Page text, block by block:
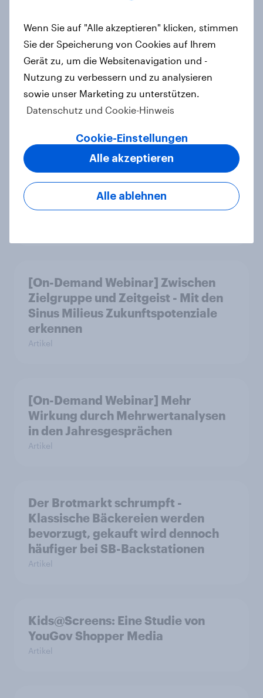
Wie FRoSTA mit YouGov Shopper
käuferorientierte
Wachstumschancen in der
Kategorie identifiziert hat
Case Study
Retail Media wirkt – aber anders als
gedacht: Neue YouGov-Studie zeigt
erstmals die Shopper-Perspektive
auf Werbung am Point of Sale
[On-Demand Webinar] Zwischen
Zielgruppe und Zeitgeist - Mit den
Sinus Milieus Zukunftspotenziale
erkennen
Artikel
[On-Demand Webinar] Mehr
Wirkung durch Mehrwertanalysen
in den Jahresgesprächen
Artikel
Der Brotmarkt schrumpft -
Klassische Bäckereien werden
bevorzugt, gekauft wird dennoch
häufiger bei SB-Backstationen
Artikel
Kids@Screens: Eine Studie von
YouGov Shopper Media
Artikel
Wenn Sie auf "Alle akzeptieren" klicken, stimmen
Sie der Speicherung von Cookies auf Ihrem
Gerät zu, um die Websitenavigation und -
Nutzung zu verbessern und zu analysieren
sowie unser Marketing zu unterstützen.
Datenschutz und Cookie-Hinweis
Cookie-Einstellungen
Alle ablehnen
Alle akzeptieren